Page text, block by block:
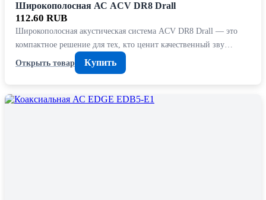
Широкополосная АС ACV DR8 Drall
112.60 RUB
Широкополосная акустическая система ACV DR8 Drall — это
компактное решение для тех, кто ценит качественный зву…
Открыть товар
Купить